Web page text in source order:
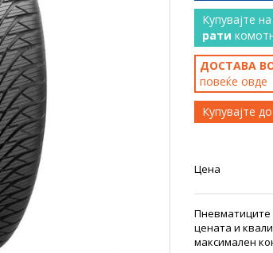
Купувајте
рати
ДОСТАВА
повеќе овде
Купувајте
Цена
Пневматиците
цената и
максимален